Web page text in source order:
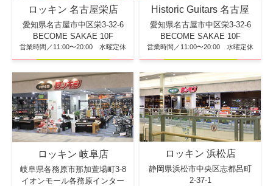
ロッキン 名古屋栄店
愛知県名古屋市中区栄3-32-6
BECOME SAKAE 10F
営業時間／11:00〜20:00 水曜定休
Historic Guitars 名古屋
愛知県名古屋市中区栄3-32-6
BECOME SAKAE 10F
営業時間／11:00〜20:00 水曜定休
ロッキン 岐阜店
岐阜県各務原市那加萱場町3-8
イオンモール各務原インター
ロッキン 浜松店
静岡県浜松市中央区志都呂町
2-37-1